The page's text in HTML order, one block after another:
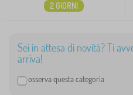
2 GIORNI
Sei in attesa di novità? Ti
arriva!
osserva questa categoria